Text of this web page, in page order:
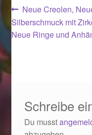
Ostergeschenke
Ostergeschenke finden
Ostergeschenke
Partner
Vorheriger
Beitrag:
Neue Creolen,
Silberschmuck mit
Neue Ringe und
Schreibe
Du musst